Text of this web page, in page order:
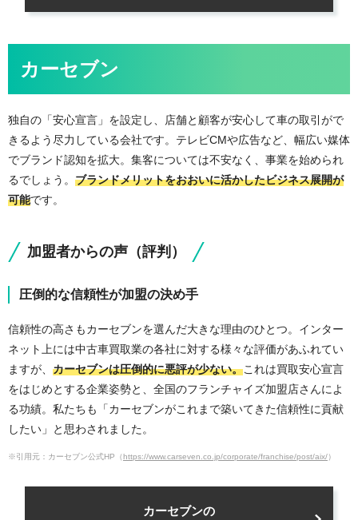
カーセブン
独自の「安心宣言」を設定し、店舗と顧客が安心して車の取引がで
きるよう尽力している会社です。テレビCMや広告など、幅広い媒体
でブランド認知を拡大。集客については不安なく、事業を始められ
るでしょう。 ブランドメリットをおおいに活かしたビジネス展開が
可能です。
加盟者からの声（評判）
圧倒的な信頼性が加盟の決め手
信頼性の高さもカーセブンを選んだ大きな理由のひとつ。インター
ネット上には中古車買取業の各社に対する様々な評価があふれてい
ますが、 カーセブンは圧倒的に悪評が少ない。これは買取安心宣言
をはじめとする企業姿勢と、全国のフランチャイズ加盟店さんによ
る功績。私たちも「カーセブンがこれまで築いてきた信頼性に貢献
したい」と思わされました。
※引用元：カーセブン公式HP（https://www.carseven.co.jp/corporate/franchise/post/aix/）
カーセブンの